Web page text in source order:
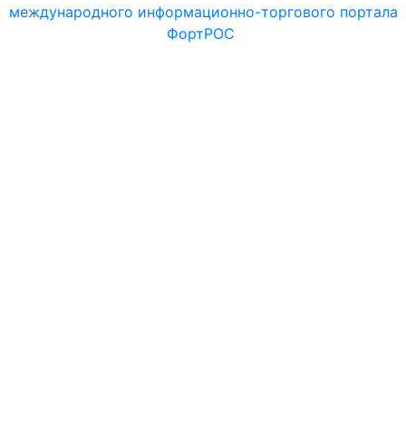
международного информационно-торгового портала
ФортРОС